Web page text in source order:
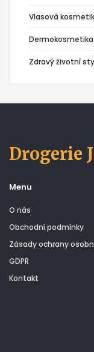
Vlasová
Dermokosmetika
Zdravý životní
Drogerie
Menu
O nás
Obchodní podmínky
Zásady ochrany
GDPR
Kontakt